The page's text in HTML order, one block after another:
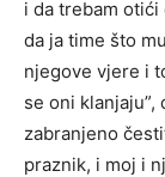
i da trebam
da ja time što
njegove vjere i
se oni
zabranjeno
praznik, i moj i